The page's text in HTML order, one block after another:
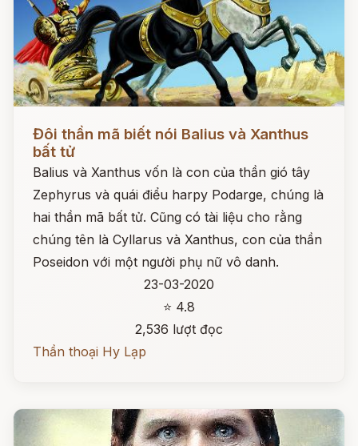
Đôi thần mã biết nói Balius và Xanthus
bất tử
Balius và Xanthus vốn là con của thần gió tây
Zephyrus và quái điểu harpy Podarge, chúng là
hai thần mã bất tử. Cũng có tài liệu cho rằng
chúng tên là Cyllarus và Xanthus, con của thần
Poseidon với một người phụ nữ vô danh.
23-03-2020
⭐ 4.8
2,536 lượt đọc
Thần thoại Hy Lạp